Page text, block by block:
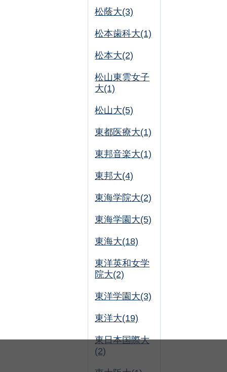
松蔭大(3)
松本歯科大(1)
松本大(2)
松山東雲女子
大(1)
松山大(5)
東都医療大(1)
東邦音楽大(1)
東邦大(4)
東海学院大(2)
東海学園大(5)
東海大(18)
東洋英和女学
院大(2)
東洋学園大(3)
東洋大(19)
東日本国際大
(2)